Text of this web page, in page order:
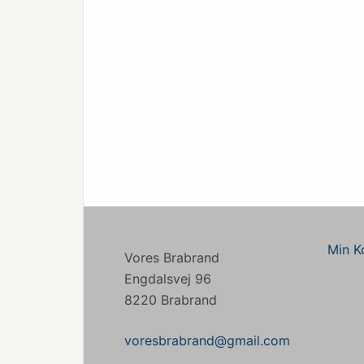
Vores Brabrand
Engdalsvej 96
8220 Brabrand
voresbrabrand@gmail.com
Min